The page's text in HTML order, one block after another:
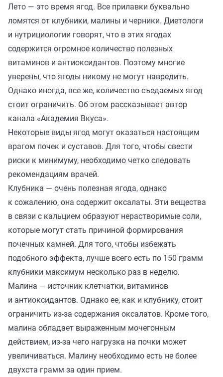
Лето — это время ягод. Все прилавки буквально
ломятся от клубники, малины и черники. Диетологи
и нутрициологии говорят, что в этих ягодах
содержится огромное количество полезных
витаминов и антиоксидантов. Поэтому многие
уверены, что ягоды никому не могут навредить.
Однако иногда, все же, количество съедаемых ягод
стоит ограничить. Об этом рассказывает автор
канала «Академия Вкуса».
Некоторые виды ягод могут оказаться настоящим
врагом почек и суставов. Для того, чтобы свести
риски к минимуму, необходимо четко следовать
рекомендациям врачей.
Клубника — очень полезная ягода, однако
к сожалению, она содержит оксалаты. Эти вещества
в связи с кальцием образуют нерастворимые соли,
которые могут стать причиной формирования
почечных камней. Для того, чтобы избежать
подобного эффекта, лучше всего есть по 150 грамм
клубники максимум несколько раз в неделю.
Малина — источник клетчатки, витаминов
и антиоксидантов. Однако ее, как и клубнику, стоит
ограничить из-за содержания оксалатов. Кроме того,
малина обладает выраженным мочегонным
действием, из-за чего нагрузка на почки может
увеличиваться. Малину необходимо есть не более
двухста грамм за один прием.